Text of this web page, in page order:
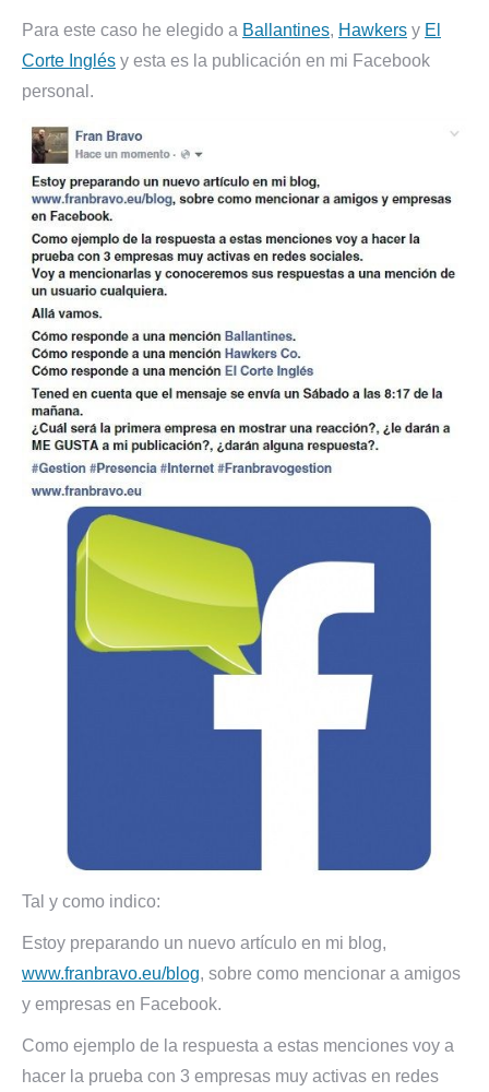
Para este caso he elegido a Ballantines, Hawkers y El
Corte Inglés y esta es la publicación en mi Facebook
personal.
Tal y como indico:
Estoy preparando un nuevo artículo en mi blog,
www.franbravo.eu/blog, sobre como mencionar a amigos
y empresas en Facebook.
Como ejemplo de la respuesta a estas menciones voy a
hacer la prueba con 3 empresas muy activas en redes